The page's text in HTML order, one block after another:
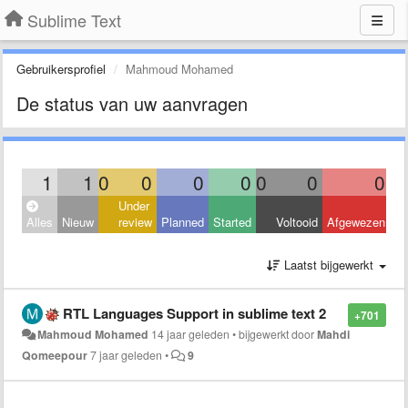
Sublime Text
Gebruikersprofiel Mahmoud Mohamed
De status van uw aanvragen
1 1 0 0 0 0 0 0 0
Alles Nieuw
Under
review Planned Started Voltooid Afgewezen
Laatst bijgewerkt
+701
RTL Languages Support in sublime text 2
Mahmoud Mohamed 14 jaar geleden •bijgewerkt doorMahdi
Qomeepour7 jaar geleden • 9